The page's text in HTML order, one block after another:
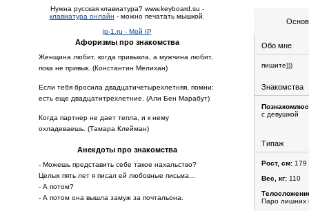
Нужна русская клавиатура? www.keyboard.su -
клавиатура онлайн - можно печатать мышкой.
ip-1.ru - Мой IP
Афоризмы про знакомства
Женщина любит, когда привыкла, а мужчина любит,
пока не привык. (Константин Мелихан)
Если тебя бросила двадцатичетырехлетняя, помни:
есть еще двадцатитрехлетние. (Али Бен Марабут)
Когда партнер не дает тепла, и к нему
охладеваешь. (Тамара Клейман)
Анекдоты про знакомства
- Можешь представить себе такое нахальство?
Целых пять лет я писал ей любовные письма...
- А потом?
- А потом она вышла замуж за почтальона.
Обо мне
пишите)))
Знакомства
с девушкой
Типаж
Рост, см: 179
Вес, кг: 110
Паро лишних